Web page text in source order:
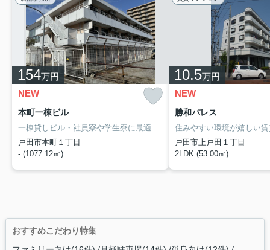
154万円
NEW
本町一棟ビル
戸田市本町１丁目
- (1077.12㎡)
10.5万円
NEW
勝和パレス
戸田市上戸田１丁目
2LDK (53.00㎡)
おすすめこだわり特集